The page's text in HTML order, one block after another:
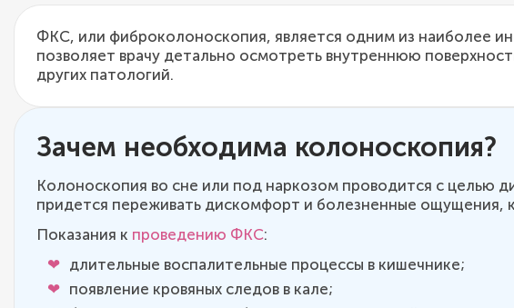
ФКС, или фиброколоноскопия, является одним из наиболее
позволяет врачу детально осмотреть внутреннюю
других патологий.
Зачем необходима колоноскопия?
Колоноскопия во сне или под наркозом проводится с целью
придется переживать дискомфорт и болезненные ощущения,
Показания к проведению ФКС:
длительные воспалительные процессы в кишечнике;
появление кровяных следов в кале;